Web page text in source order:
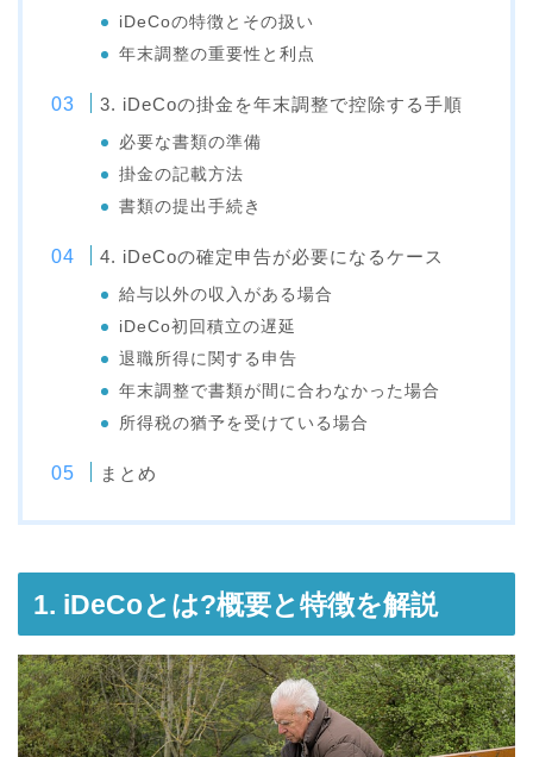
iDeCoの特徴とその扱い
年末調整の重要性と利点
3. iDeCoの掛金を年末調整で控除する手順
必要な書類の準備
掛金の記載方法
書類の提出手続き
4. iDeCoの確定申告が必要になるケース
給与以外の収入がある場合
iDeCo初回積立の遅延
退職所得に関する申告
年末調整で書類が間に合わなかった場合
所得税の猶予を受けている場合
まとめ
1. iDeCoとは?概要と特徴を解説